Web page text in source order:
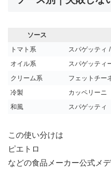
ソース
トマト系
スパゲッティ
オイル系
スパゲッティ
クリーム系
フェットチー
冷製
カッペリーニ
和風
スパゲッティ
この使い分けは
ピエトロ
などの食品メーカー公式メ